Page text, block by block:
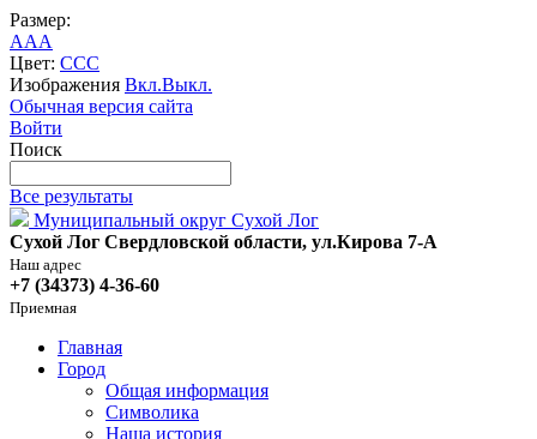
Размер:
AAA
Цвет: CCC
Изображения Вкл.Выкл.
Обычная версия сайта
Войти
Поиск
Все результаты
Муниципальный округ Сухой Лог
Сухой Лог Свердловской области, ул.Кирова 7-А
Наш адрес
+7 (34373) 4-36-60
Приемная
Главная
Город
Общая информация
Символика
Наша история